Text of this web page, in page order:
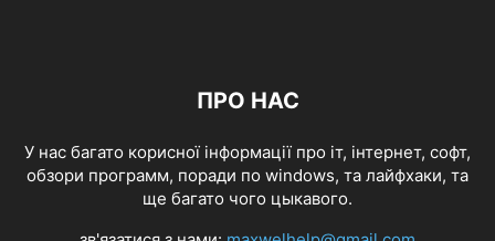
ПРО НАС
У нас багато корисної інформації про іт, інтернет, софт,
обзори программ, поради по windows, та лайфхаки, та
ще багато чого цыкавого.